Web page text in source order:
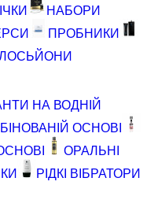
НАБОРИ
ПРОБНИКИ
ЛОСЬЙОНИ
НА ВОДНІЙ
ОСНОВІ
ОРАЛЬНІ
РІДКІ ВІБРАТОРИ